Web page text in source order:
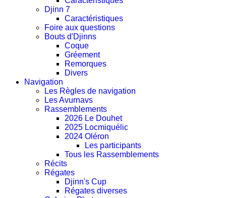
Djinn 7
Caractéristiques
Foire aux questions
Bouts d'Djinns
Coque
Gréement
Remorques
Divers
Navigation
Les Règles de navigation
Les Avurnavs
Rassemblements
2026 Le Douhet
2025 Locmiquélic
2024 Oléron
Les participants
Tous les Rassemblements
Récits
Régates
Djinn's Cup
Régates diverses